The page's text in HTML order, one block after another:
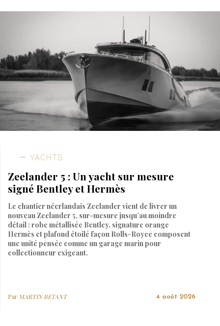
YACHTS
Zeelander 5 : Un yacht sur mesure
signé Bentley et Hermès
Le chantier néerlandais Zeelander vient de livrer un
nouveau Zeelander 5, sur-mesure jusqu’au moindre
détail : robe métallisée Bentley, signature orange
Hermès et plafond étoilé façon Rolls-Royce composent
une unité pensée comme un garage marin pour
collectionneur exigeant.
Par MARTIN BETANT 4 août 2026